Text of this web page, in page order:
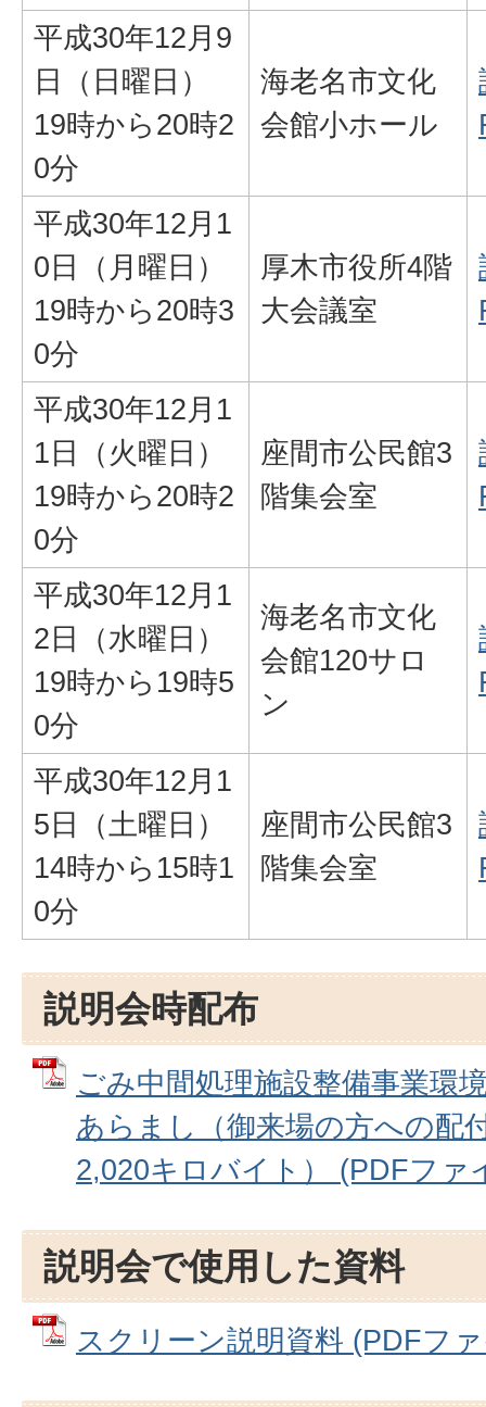
平成30年12月9
日（日曜日）
19時から20時2
0分
海老名市文化
会館小ホール
平成30年12月1
0日（月曜日）
19時から20時3
0分
厚木市役所4階
大会議室
平成30年12月1
1日（火曜日）
19時から20時2
0分
座間市公民館3
階集会室
平成30年12月1
2日（水曜日）
19時から19時5
0分
海老名市文化
会館120サロ
ン
平成30年12月1
5日（土曜日）
14時から15時1
0分
座間市公民館3
階集会室
説明会時配布
ごみ中間処理施設整備事業環
あらまし（御来場の方への配
2,020キロバイト） (PDFファ
説明会で使用した資料
スクリーン説明資料 (PDFフ